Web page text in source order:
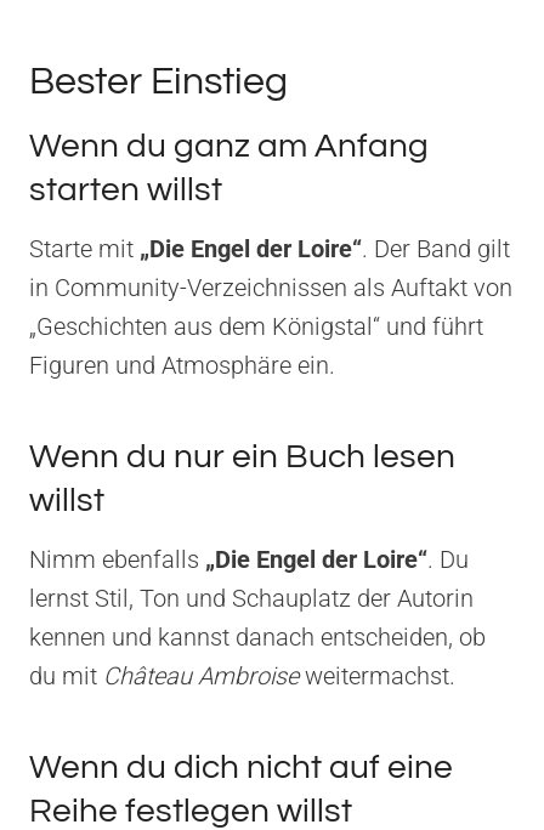
Bester Einstieg
Wenn du ganz am Anfang
starten willst
Starte mit „Die Engel der Loire“. Der Band gilt
in Community-Verzeichnissen als Auftakt von
„Geschichten aus dem Königstal“ und führt
Figuren und Atmosphäre ein.
Wenn du nur ein Buch lesen
willst
Nimm ebenfalls „Die Engel der Loire“. Du
lernst Stil, Ton und Schauplatz der Autorin
kennen und kannst danach entscheiden, ob
du mit Château Ambroiseweitermachst.
Wenn du dich nicht auf eine
Reihe festlegen willst